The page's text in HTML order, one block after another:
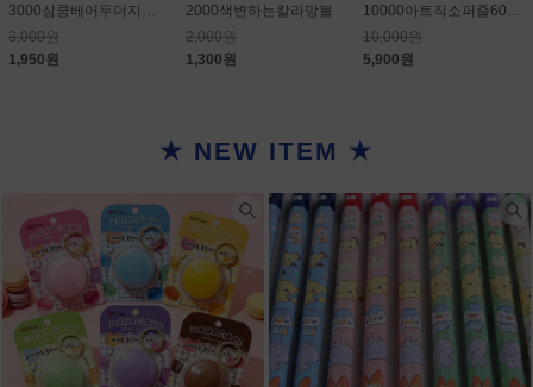
3000심쿵베어두더지게임
3,000원
1,950원
2000색변하는칼라망볼
2,000원
1,300원
10000아트직소퍼즐60PCS
10,000원
5,900원
★ NEW ITEM ★